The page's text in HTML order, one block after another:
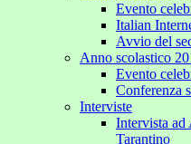
Evento
Italian
Avvio del
Anno scolastico
Evento
Conferenza
Interviste
Intervista
Tarantino